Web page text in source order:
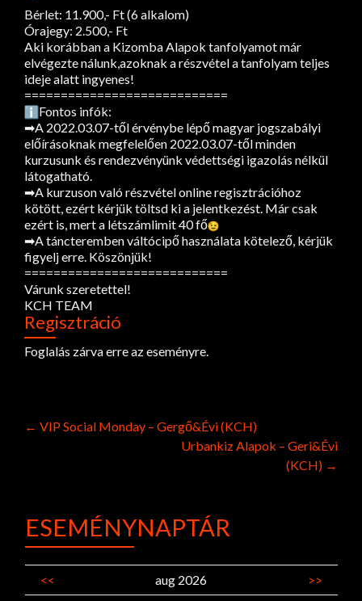
Bérlet: 11.900,- Ft (6 alkalom)
Órajegy: 2.500,- Ft
Aki korábban a Kizomba Alapok tanfolyamot már
elvégezte nálunk,azoknak a részvétel a tanfolyam teljes
ideje alatt ingyenes!
============================
Fontos infók:
➡A 2022.03.07-től érvénybe lépő magyar jogszabályi
előírásoknak megfelelően 2022.03.07-től minden
kurzusunk és rendezvényünk védettségi igazolás nélkül
látogatható.
➡A kurzuson való részvétel online regisztrációhoz
kötött, ezért kérjük töltsd ki a jelentkezést. Már csak
ezért is, mert a létszámlimit 40 fő
➡A táncteremben váltócipő használata kötelező, kérjük
figyelj erre. Köszönjük!
============================
Várunk szeretettel!
KCH TEAM
Regisztráció
Foglalás zárva erre az eseményre.
Post
← VIP Social Monday – Gergő&Évi (KCH)
Urbankiz Alapok – Geri&Évi
(KCH) →
ESEMÉNYNAPTÁR
<< aug 2026
>>